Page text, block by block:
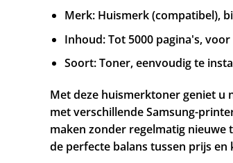
Merk: Huismerk (compatibel),
Inhoud: Tot 5000 pagina's,
Soort: Toner, eenvoudig te
Met deze huismerktoner geniet u
met verschillende Samsung-
maken zonder regelmatig nieuwe
de perfecte balans tussen prijs en